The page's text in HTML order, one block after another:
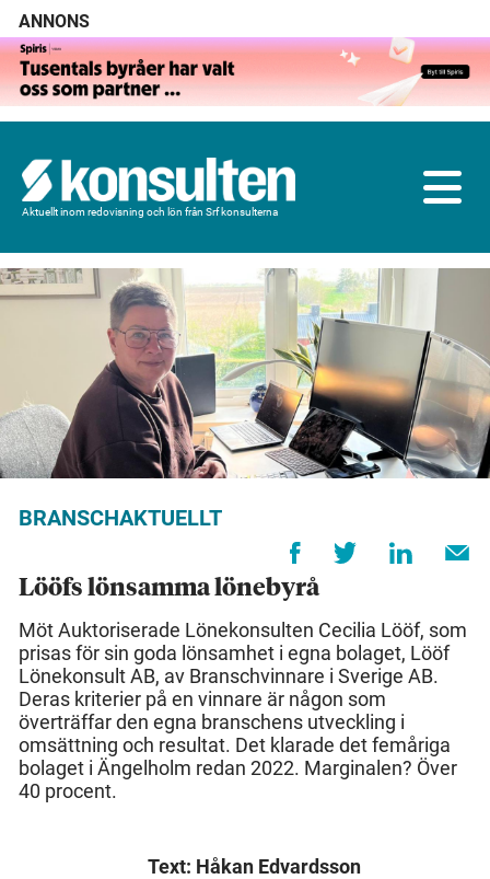
ANNONS
Aktuellt inom redovisning och lön från Srf konsulterna
BRANSCHAKTUELLT
Lööfs lönsamma lönebyrå
Möt Auktoriserade Lönekonsulten Cecilia Lööf, som
prisas för sin goda lönsamhet i egna bolaget, Lööf
Lönekonsult AB, av Branschvinnare i Sverige AB.
Deras kriterier på en vinnare är någon som
överträffar den egna branschens utveckling i
omsättning och resultat. Det klarade det femåriga
bolaget i Ängelholm redan 2022. Marginalen? Över
40 procent.
Text: Håkan Edvardsson